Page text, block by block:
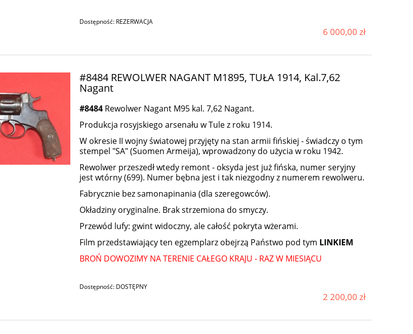
Dostępność: REZERWACJA
6 000,00 zł
#8484 REWOLWER NAGANT M1895, TUŁA 1914, Kal.7,62
Nagant
#8484 Rewolwer Nagant M95 kal. 7,62 Nagant.
Produkcja rosyjskiego arsenału w Tule z roku 1914.
W okresie II wojny światowej przyjęty na stan armii fińskiej - świadczy o tym
stempel "SA" (Suomen Armeija), wprowadzony do użycia w roku 1942.
Rewolwer przeszedł wtedy remont - oksyda jest już fińska, numer seryjny
jest wtórny (699). Numer bębna jest i tak niezgodny z numerem rewolweru.
Fabrycznie bez samonapinania (dla szeregowców).
Okładziny oryginalne. Brak strzemiona do smyczy.
Przewód lufy: gwint widoczny, ale całość pokryta wżerami.
Film przedstawiający ten egzemplarz obejrzą Państwo pod tym LINKIEM
BROŃ DOWOZIMY NA TERENIE CAŁEGO KRAJU - RAZ W MIESIĄCU
Dostępność: DOSTĘPNY
2 200,00 zł